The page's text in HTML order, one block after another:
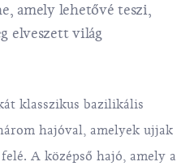
amely lehetővé teszi,
elveszett világ
klasszikus bazilikális
hajóval, amelyek ujjak
A középső hajó, amely a